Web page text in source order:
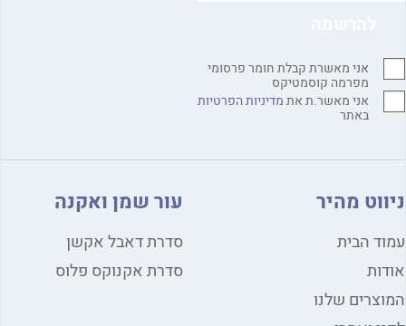
אני מאשרת קבלת חומר פרסומי
מפרמה קוסמטיקס
אני מאשר.ת אתמדיניות הפרטיות
באתר
מהיר
הבית
שלנו
עור שמן ואקנה
סדרת דאבל אקשן
סדרת אקנוקס פלוס